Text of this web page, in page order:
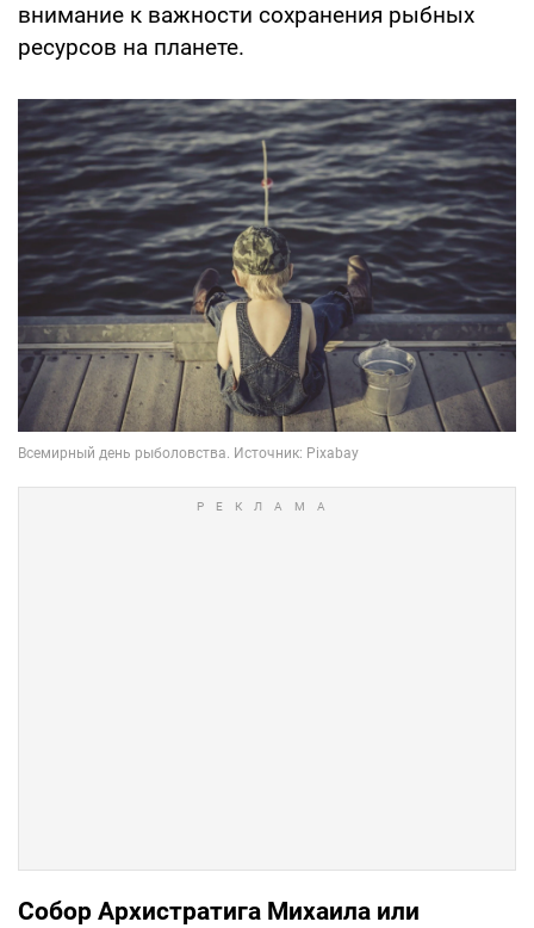
внимание к важности сохранения рыбных
ресурсов на планете.
Собор Архистратига Михаила или